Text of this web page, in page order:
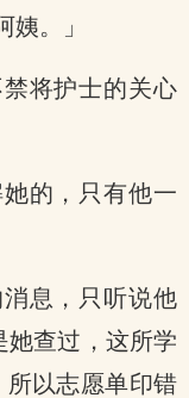
姨。」
将护士的关心
的，只有他一
息，只听说他
她查过，这所学
以志愿单印错